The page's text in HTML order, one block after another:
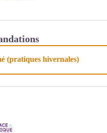
(pratiques hivernales)